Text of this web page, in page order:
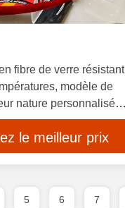
fibre de verre résistant
modèle de
nature personnalisé
le meilleur prix
5 6 7